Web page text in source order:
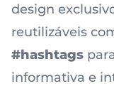
design
reutilizáveis
#hashtags
informativa e